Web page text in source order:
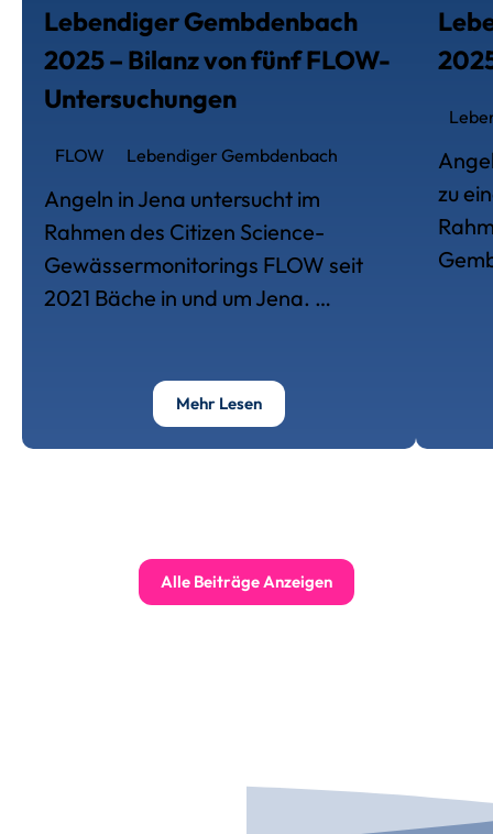
Lebendiger Gembdenbach
2025 – Bilanz von fünf FLOW-
Untersuchungen
FLOW Lebendiger Gembdenbach
Angeln in Jena untersucht im
Rahmen des Citizen Science-
Gewässermonitorings FLOW seit
2021 Bäche in und um Jena. …
Mehr LesenÜber Lebendiger
zu
Alle Beiträge Anzeigen